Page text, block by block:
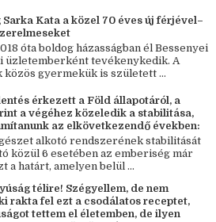
Kata a közel 70 éves új férjével–
óta boldog házasságban él Bessenyei
üzletemberként tevékenykedik. A
közös gyermekük is született ...
érkezett a Föld állapotáról, a
a végéhez közeledik a stabilitása,
az elkövetkezendő években:
alkotó rendszerének stabilitását
közül 6 esetében az emberiség már
a határt, amelyen belül ...
télire! Szégyellem, de nem
rakta fel ezt a csodálatos receptet,
tettem el életemben, de ilyen